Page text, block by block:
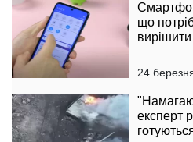
що
24
експерт